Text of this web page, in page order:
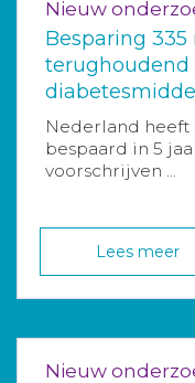
Nieuw
Besparing
terughoudend
Nederland
bespaard in 5
voorschrijven ...
Lees meer
Nieuw